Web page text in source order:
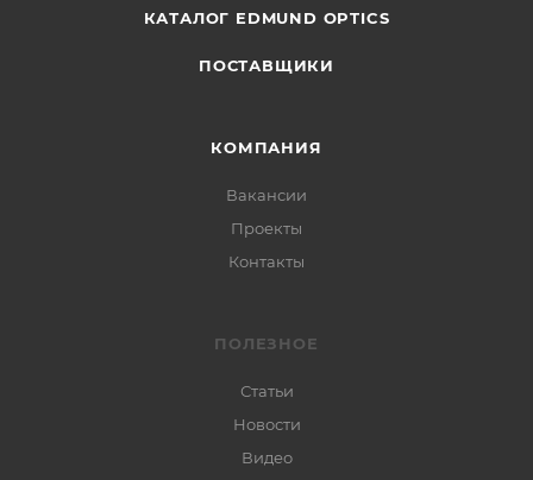
КАТАЛОГ EDMUND OPTICS
ПОСТАВЩИКИ
КОМПАНИЯ
Вакансии
Проекты
Контакты
ПОЛЕЗНОЕ
Статьи
Новости
Видео